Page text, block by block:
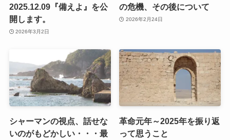
2025.12.09『備えよ』を公
開します。
2026年3月2日
の危機、その後について
2026年2月24日
シャーマンの視点、話せな
いのがもどかしい・・・最
革命元年～2025年を振り返
って思うこと